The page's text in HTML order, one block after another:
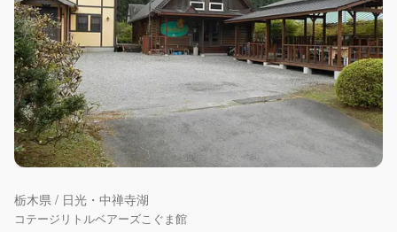
栃木県 / 日光・中禅寺湖
コテージリトルベアーズこぐま館